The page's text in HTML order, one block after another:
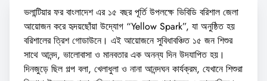
ভলান্টিয়ার ফর বাংলাদেশ এর ১৫ বছর পূর্তি উপলক্ষে ভিবিডি বরিশাল জেলা
আয়োজন করে হৃদয়ছোঁয়া উদ্যোগ “Yellow Spark”, যা অনুষ্ঠিত হয়
বরিশালের ত্রিশ গোডাউনে। এই আয়োজনে সুবিধাবঞ্চিত ১৫ জন শিশুর
সাথে আনন্দ, ভালোবাসা ও মানবতার এক অনন্য দিন উদযাপিত হয়।
দিনজুড়ে ছিল গল্প বলা, খেলাধুলা ও নানা আনন্দঘন কার্যক্রম, যেখানে শিশুরা